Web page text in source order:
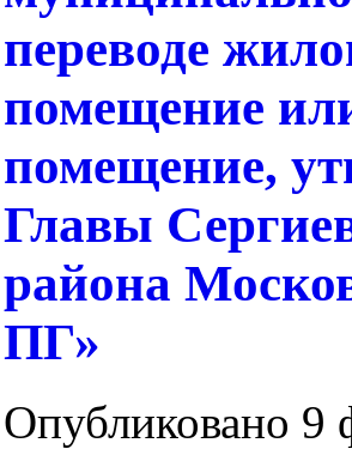
переводе
помещение
помещение,
Главы
района
ПГ»
Опубликовано 9